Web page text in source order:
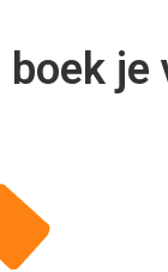
boek